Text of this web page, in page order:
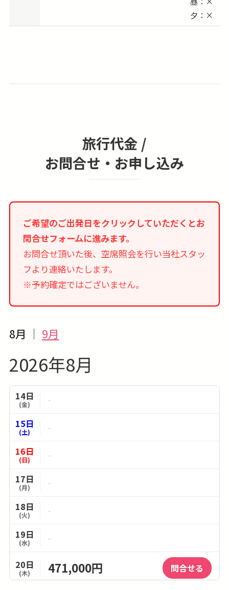
Diamondbacks
Sox
8/12-8/13 出発 → 8/13-8/16 vs. Milwaukee
8/20-8/21 出発 → 8/21-8/23 vs. Pittsburgh
9/03-9/04 出発 → 9/04-9/06 vs. Washington
Nationals
9/06-9/07 出発 → 9/07-9/09 vs. Cincinnati
Reds
9/17-9/18 出発 → 9/18-9/20 vs. San Francisco
Giants
Padres
夕：×
旅行代金 /
お問合せ・お申し込み
ご希望のご出発日をクリックしていただくとお
問合せフォームに進みます。
お問合せ頂いた後、空席照会を行い当社スタッ
フより連絡いたします。
※予約確定ではございません。
8月 ｜ 9月
2026年8月
14日
(金)
-
15日
(土)
-
16日
(日)
-
17日
(月)
-
18日
(火)
-
19日
(水) -
20日
(木) 471,000円 問合せる